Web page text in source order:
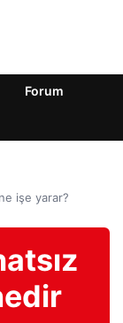
Forum
işe yarar?